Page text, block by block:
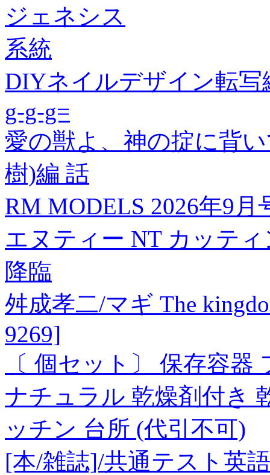
ジェネシス
系統
DIYネイルデザイン転
g-g-g=
愛の獣よ、神の掟に背
樹)編 話
RM MODELS 2026年9月
エヌティー NT カッテ
降臨
舛成孝二/マギ The
9269]
〔 個セット〕 保存容
ナチュラル 乾燥剤付き
ッチン 台所 (代引不可)
[本/雑誌]/共通テスト英